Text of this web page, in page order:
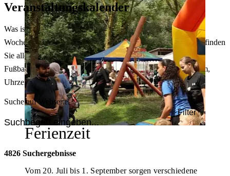
Ferienzeit
Vom 20. Juli bis 1. September sorgen verschiedene
Veranstaltungskalender
Was ist heute in Dortmund los? Welche Konzerte gibt es am
Wochenende? Im größten Veranstaltungskalender Dortmunds finden
Sie alle Events – von der Stadt- oder Museumsführung übers
Fußballspiel bis zum Flohmarkt. Sie können dabei nach Datum,
Uhrzeit, Ort oder Art der Veranstaltung auswählen. Viel Spaß!
Suche auf Webseite
Filter
4826 Suchergebnisse